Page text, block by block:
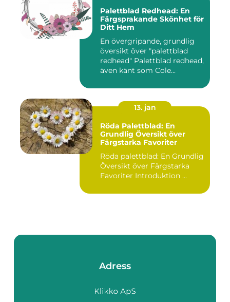
Palettblad Redhead: En
Färgsprakande Skönhet för
Ditt Hem
En övergripande, grundlig
översikt över "palettblad
redhead" Palettblad redhead,
även känt som Cole...
13. jan
Röda Palettblad: En
Grundlig Översikt över
Färgstarka Favoriter
Röda palettblad: En Grundlig
Översikt över Färgstarka
Favoriter Introduktion ...
Adress